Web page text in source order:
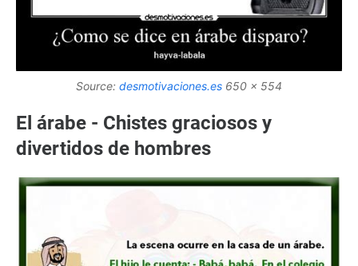
Source: desmotivaciones.es 650 x 554
El árabe - Chistes graciosos y
divertidos de hombres